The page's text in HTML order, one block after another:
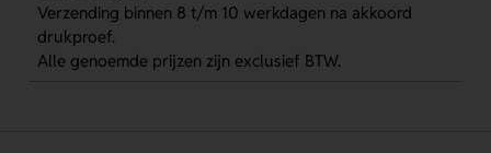
Verzending binnen 8 t/m 10 werkdagen na akkoord
drukproef.
Alle genoemde prijzen zijn exclusief BTW.